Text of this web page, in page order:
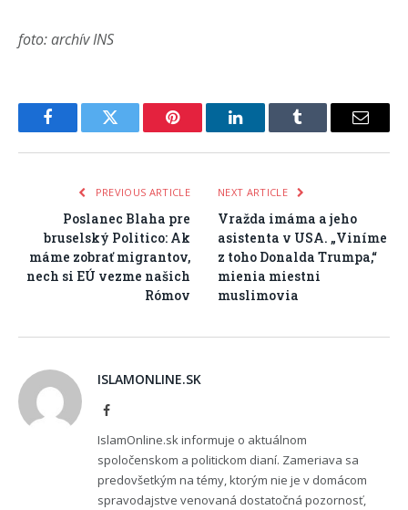
foto: archív INS
FacebookTwitter Pinterest LinkedInTumblr Email
PREVIOUS ARTICLE
Poslanec Blaha pre
bruselský Politico: Ak
máme zobrať migrantov,
nech si EÚ vezme našich
Rómov
NEXT ARTICLE
Vražda imáma a jeho
asistenta v USA. „Viníme
z toho Donalda Trumpa,“
mienia miestni
muslimovia
ISLAMONLINE.SK
Facebook
IslamOnline.sk informuje o aktuálnom
spoločenskom a politickom dianí. Zameriava sa
predovšetkým na témy, ktorým nie je v domácom
spravodajstve venovaná dostatočná pozornosť,